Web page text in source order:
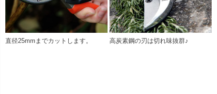
直径25mmまでカットします。 高炭素鋼の刃は切れ味抜群♪